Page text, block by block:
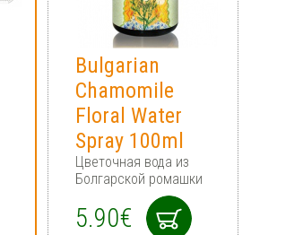
Bulgarian
Chamomile
Floral Water
Spray 100ml
Цветочная вода из
Болгарской ромашки
5.90€